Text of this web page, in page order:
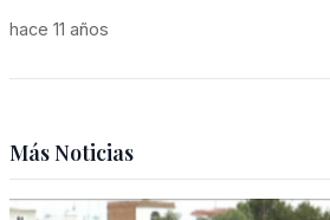
hace 11 años
Más Noticias